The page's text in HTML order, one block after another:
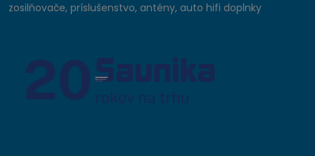
zosilňovače, príslušenstvo, antény, auto hifi doplnky